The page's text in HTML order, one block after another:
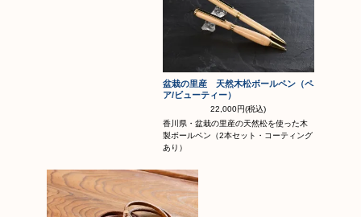
盆栽の里産 天然木松ボールペン（ペ
ア/ビューティー）
22,000円(税込)
香川県・盆栽の里産の天然松を使った木
製ボールペン（2本セット・コーティング
あり）